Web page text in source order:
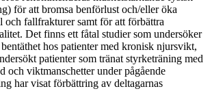
för att bromsa benförlust och/eller öka
och fallfrakturer samt för att förbättra
Det finns ett fåtal studier som undersöker
hos patienter med kronisk njursvikt,
patienter som tränat styrketräning med
och viktmanschetter under pågående
har visat förbättring av deltagarnas